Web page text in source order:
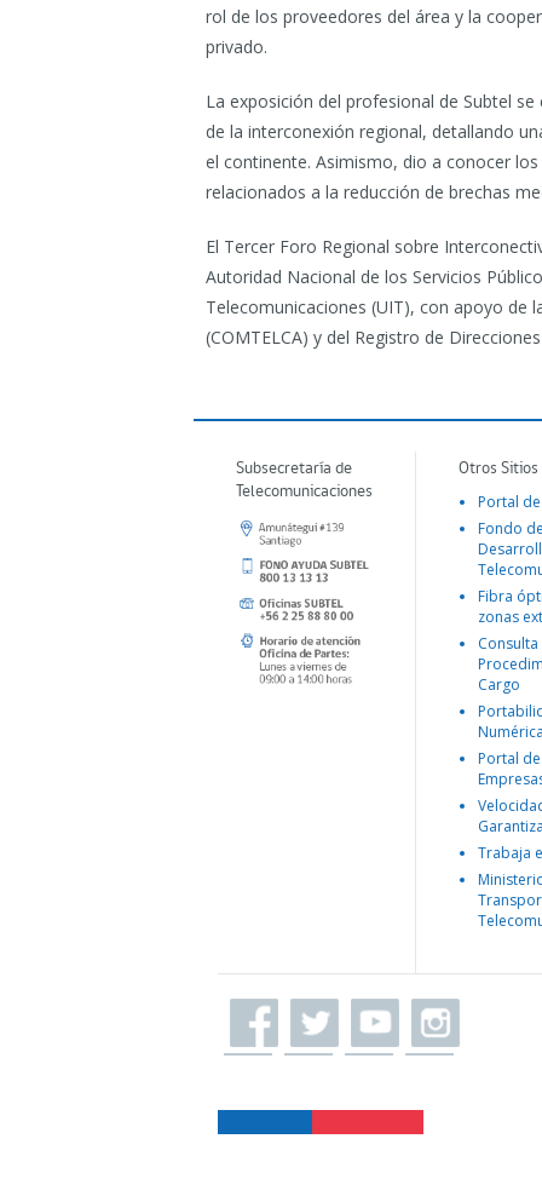
rol de los proveedores del área y la
privado.
La exposición del profesional de Subtel
de la interconexión regional, detallando
el continente. Asimismo, dio a conocer
relacionados a la reducción de brechas
El Tercer Foro Regional sobre
Autoridad Nacional de los Servicios
Telecomunicaciones (UIT), con apoyo de
(COMTELCA) y del Registro de
Subsecretaría de
Telecomunicaciones
Otros
Portal
Fondo
Fibra
zonas
Consulta
Cargo
Portal
Trabaja